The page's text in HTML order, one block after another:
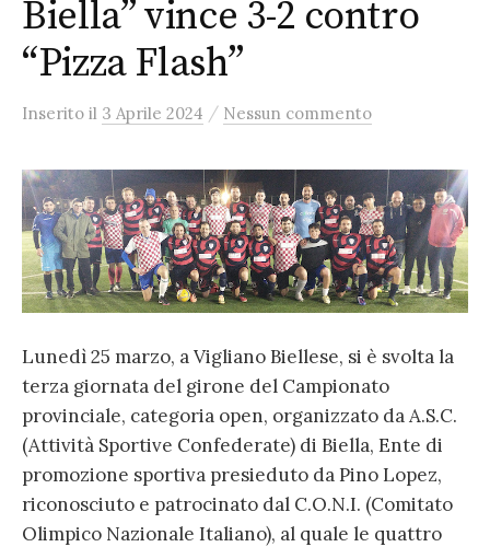
Biella” vince 3-2 contro
“Pizza Flash”
Inserito il 3 Aprile 2024 / Nessun commento
Lunedì 25 marzo, a Vigliano Biellese, si è svolta la
terza giornata del girone del Campionato
provinciale, categoria open, organizzato da A.S.C.
(Attività Sportive Confederate) di Biella, Ente di
promozione sportiva presieduto da Pino Lopez,
riconosciuto e patrocinato dal C.O.N.I. (Comitato
Olimpico Nazionale Italiano), al quale le quattro